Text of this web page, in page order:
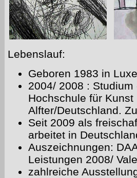
Lebenslauf:
Geboren 1983 in
2004/ 2008 :
Hochschule für
Alfter/Deutschland.
Seit 2009 als
arbeitet in
Auszeichnungen:
Leistungen 2008/
zahlreiche